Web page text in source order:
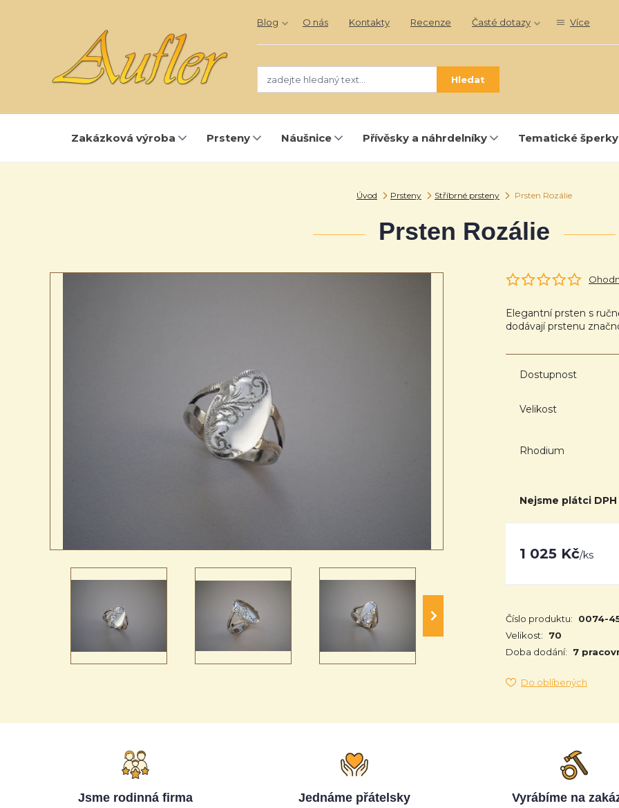
Blog O nás Kontakty Recenze Časté dotazy Více
Hledat
Zakázková výroba Prsteny Náušnice Přívěsky a náhrdelníky Tematické šperky
Úvod Prsteny Stříbrné prsteny Prsten Rozálie
Prsten Rozálie
Elegantní prsten s
dodávají prstenu
Dostupnost
Velikost
Rhodium
Nejsme plátci DPH
1 025 Kč/ks
Číslo produktu: 0074-
Velikost:
70
Doba dodání:
7
Do oblíbených
Jsme rodinná firma Jednáme přátelsky Vyrábíme na